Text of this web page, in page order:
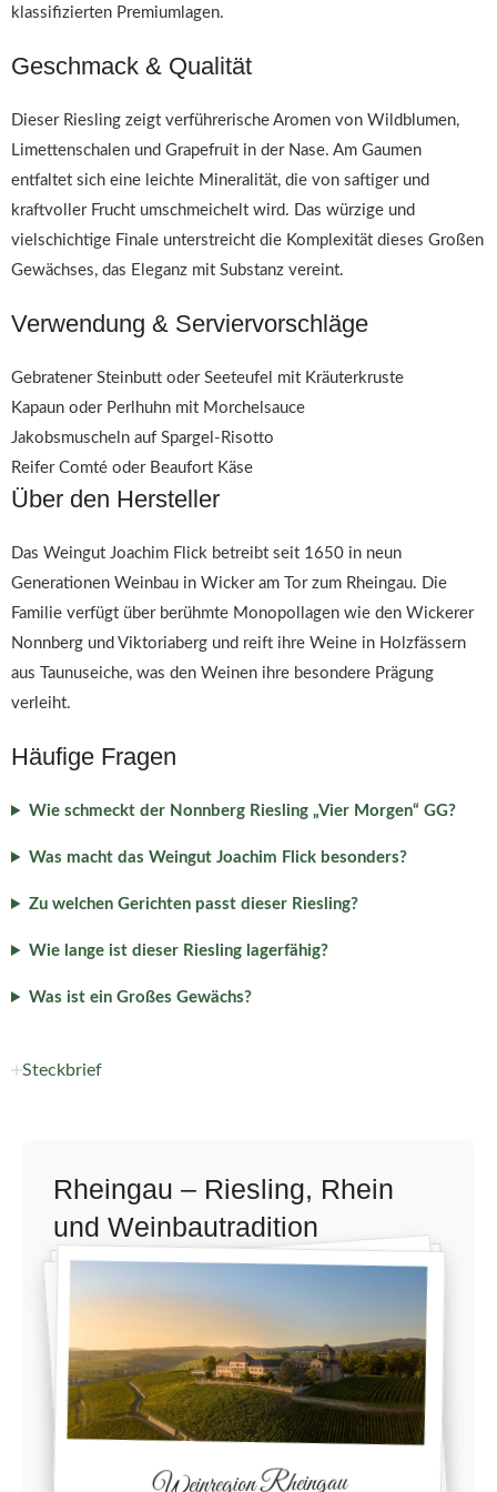
klassifizierten Premiumlagen.
Geschmack & Qualität
Dieser Riesling zeigt verführerische Aromen von Wildblumen,
Limettenschalen und Grapefruit in der Nase. Am Gaumen
entfaltet sich eine leichte Mineralität, die von saftiger und
kraftvoller Frucht umschmeichelt wird. Das würzige und
vielschichtige Finale unterstreicht die Komplexität dieses Großen
Gewächses, das Eleganz mit Substanz vereint.
Verwendung & Serviervorschläge
Gebratener Steinbutt oder Seeteufel mit Kräuterkruste
Kapaun oder Perlhuhn mit Morchelsauce
Jakobsmuscheln auf Spargel-Risotto
Reifer Comté oder Beaufort Käse
Über den Hersteller
Das Weingut Joachim Flick betreibt seit 1650 in neun
Generationen Weinbau in Wicker am Tor zum Rheingau. Die
Familie verfügt über berühmte Monopollagen wie den Wickerer
Nonnberg und Viktoriaberg und reift ihre Weine in Holzfässern
aus Taunuseiche, was den Weinen ihre besondere Prägung
verleiht.
Häufige Fragen
Wie schmeckt der Nonnberg Riesling „Vier Morgen“ GG?
Was macht das Weingut Joachim Flick besonders?
Zu welchen Gerichten passt dieser Riesling?
Wie lange ist dieser Riesling lagerfähig?
Was ist ein Großes Gewächs?
Steckbrief
Rheingau – Riesling, Rhein
und Weinbautradition